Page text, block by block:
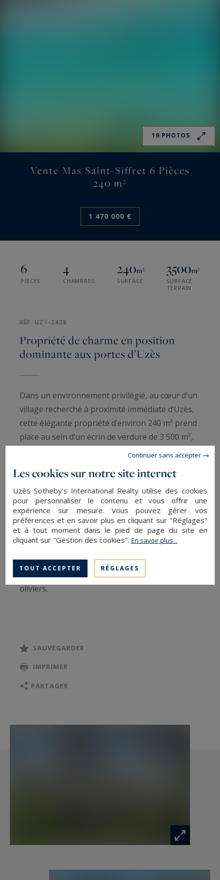
19 PHOTOS
Vente Mas Saint-Siffret 6 Pièces
240 m²
1 470 000 €
6
PIÈCES
4
CHAMBRES
240m²
SURFACE
3500m²
SURFACE
TERRAIN
RÉF. UZ1-2428
Propriété de charme en position
dominante aux portes d’Uzès
Dans un environnement privilégié, au cœur d’un
village recherché à proximité immédiate d’Uzès,
cette élégante propriété d’environ 240 m² prend
place au sein d’un écrin de verdure de 3 500 m²,
parfaitement clos et sans vis-à-vis.
Dès l’entrée, un hall avec placards mène à une
belle pièce de réception baignée de lumière,
sublimée par une cheminée en pierre. Dans son
prolongement, une salle à manger conviviale et
une cuisine équipée, suivie de son
cellier/buanderie. L’ensemble de ces pièces de vie
ouvrent par de larges baies à galandages sur
des terrasses offrant une vue agréable sur les
oliviers.
compose d’un dressing, d’un bureau, et d’une
à l’italienne. Une seconde suite indépendante,
accessible depuis un charmant espace couvert,
À l’extérieur, le jardin soigneusement paysagé
SAUVEGARDER
IMPRIMER
PARTAGER
Les cookies sur notre site internet
Uzès Sotheby's International Realty utilise des cookies
pour personnaliser le contenu et vous offrir une
expérience sur mesure. Vous pouvez gérer vos
préférences et en savoir plus en cliquant sur "Réglages"
et à tout moment dans le pied de page du site en
cliquant sur "Gestion des cookies".En savoir plus...
TOUT ACCEPTER RÉGLAGES
Continuer sans accepter